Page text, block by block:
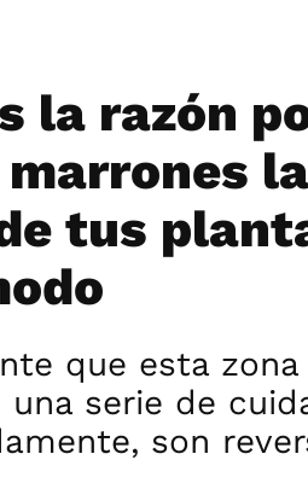
la razón
marrones
tus
que esta
una serie de
son